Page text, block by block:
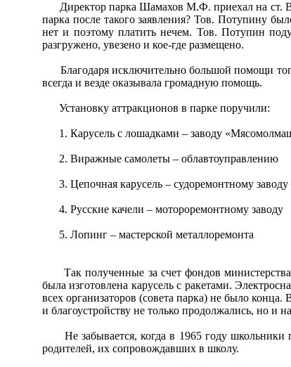
Директор парка Шамахов М.Ф. приехал на ст.
парка после такого заявления? Тов. Потупину
нет и поэтому платить нечем. Тов. Потупин
разгружено, увезено и кое-где размещено.
Благодаря исключительно большой помощи
всегда и везде оказывала громадную помощь.
Установку аттракционов в парке поручили:
1. Карусель с лошадками – заводу
2. Виражные самолеты – облавтоуправлению
3. Цепочная карусель – судоремонтному заводу
4. Русские качели – мотороремонтному заводу
5. Лопинг – мастерской металлоремонта
Так полученные за счет фондов министерства
была изготовлена карусель с ракетами.
всех организаторов (совета парка) не было
и благоустройству не только продолжались, но и
Не забывается, когда в 1965 году школьники
родителей, их сопровождавших в школу.